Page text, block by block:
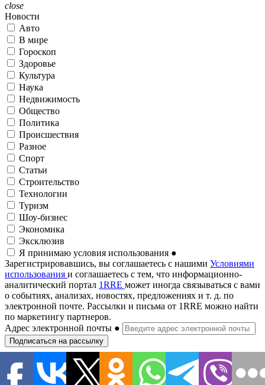
close
Новости
Авто
В мире
Гороскоп
Здоровье
Культура
Наука
Недвижимость
Общество
Политика
Происшествия
Разное
Спорт
Статьи
Строительство
Технологии
Туризм
Шоу-бизнес
Экономика
Эксклюзив
Я принимаю условия использования ●
Зарегистрировавшись, вы соглашаетесь с нашими Условиями
использования и соглашаетесь с тем, что информационно-
аналитический портал 1RRE может иногда связываться с вами
о событиях, анализах, новостях, предложениях и т. д. по
электронной почте. Рассылки и письма от 1RRE можно найти
по маркетингу партнеров.
Адрес электронной почты ●
Подписаться на рассылку